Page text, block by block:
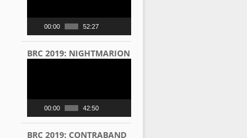
00:00 52:27
BRC 2019: NIGHTMARION
00:00 42:50
BRC 2019: CONTRABAND